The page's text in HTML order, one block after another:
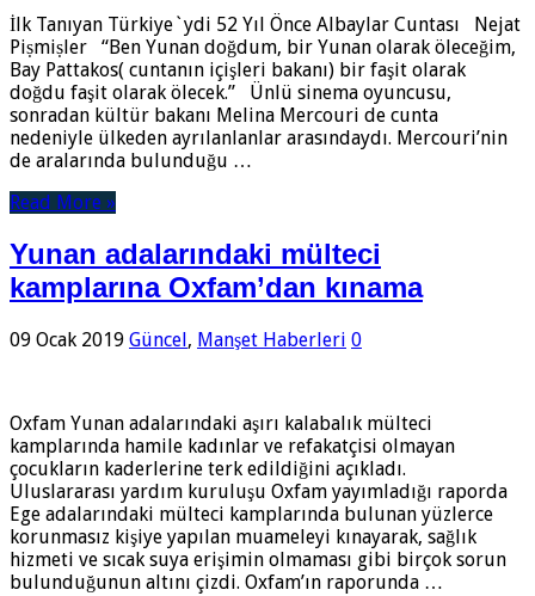
İlk Tanıyan Türkiye`ydi 52 Yıl Önce Albaylar Cuntası Nejat
Piṣmiṣler “Ben Yunan doğdum, bir Yunan olarak öleceğim,
Bay Pattakos( cuntanın içişleri bakanı) bir faşit olarak
doğdu faşit olarak ölecek.” Ünlü sinema oyuncusu,
sonradan kültür bakanı Melina Mercouri de cunta
nedeniyle ülkeden ayrılanlanlar arasındaydı. Mercouri’nin
de aralarında bulunduğu …
Read More »
Yunan adalarındaki mülteci
kamplarına Oxfam’dan kınama
09 Ocak 2019 Güncel, Manşet Haberleri 0
Oxfam Yunan adalarındaki aşırı kalabalık mülteci
kamplarında hamile kadınlar ve refakatçisi olmayan
çocukların kaderlerine terk edildiğini açıkladı.
Uluslararası yardım kuruluşu Oxfam yayımladığı raporda
Ege adalarındaki mülteci kamplarında bulunan yüzlerce
korunmasız kişiye yapılan muameleyi kınayarak, sağlık
hizmeti ve sıcak suya erişimin olmaması gibi birçok sorun
bulunduğunun altını çizdi. Oxfam’ın raporunda …